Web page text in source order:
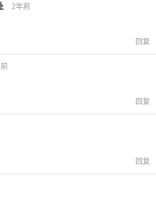
2年前
回复
回复
回复